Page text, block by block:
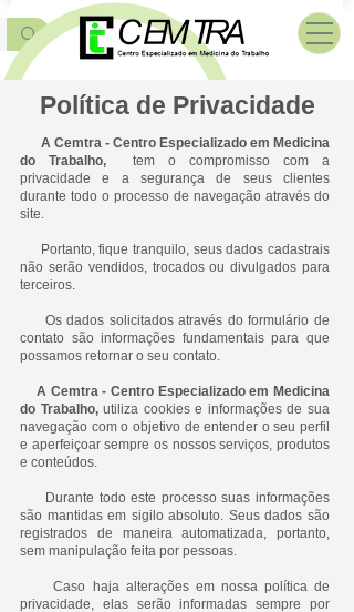
Política de Privacidade
A Cemtra - Centro Especializado em Medicina
do Trabalho,
tem o compromisso com a
privacidade e a segurança de seus clientes
durante todo o processo de navegação através do
site.
Portanto, fique tranquilo, seus dados cadastrais
não serão vendidos, trocados ou divulgados para
terceiros.
Os dados solicitados através do formulário de
contato são informações fundamentais para que
possamos retornar o seu contato.
A Cemtra - Centro Especializado em Medicina
do Trabalho,utiliza cookies e informações de sua
navegação com o objetivo de entender o seu perfil
e aperfeiçoar sempre os nossos serviços, produtos
e conteúdos.
Durante todo este processo suas informações
são mantidas em sigilo absoluto. Seus dados são
registrados de maneira automatizada, portanto,
sem manipulação feita por pessoas.
Caso haja alterações em nossa política de
privacidade, elas serão informadas sempre por